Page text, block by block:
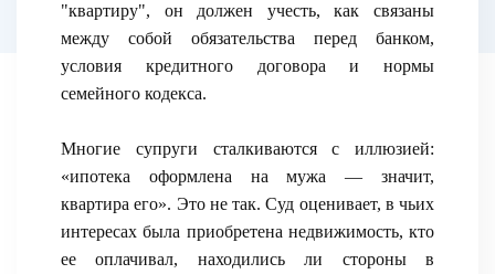
"квартиру", он должен учесть, как связаны
между собой обязательства перед банком,
условия кредитного договора и нормы
семейного кодекса.
Многие супруги сталкиваются с иллюзией:
«ипотека оформлена на мужа — значит,
квартира его». Это не так. Суд оценивает, в чьих
интересах была приобретена недвижимость, кто
ее оплачивал, находились ли стороны в